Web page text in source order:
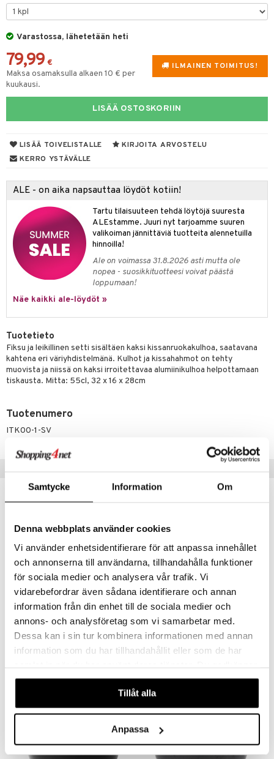
Samtycke Information Om
Denna webbplats använder cookies
Vi använder enhetsidentifierare för att anpassa innehållet
och annonserna till användarna, tillhandahålla funktioner
för sociala medier och analysera vår trafik. Vi
vidarebefordrar även sådana identifierare och annan
information från din enhet till de sociala medier och
annons- och analysföretag som vi samarbetar med.
Dessa kan i sin tur kombinera informationen med annan
information som du har tillhandahållit eller som de har
våra cookies vid fortsatt användande av vår webbplats.
Tillåt alla
Anpassa
Varastossa, lähetetään heti
ILMAINEN TOIMITUS!
79,99 €
Maksa osamaksulla alkaen 10 € per
kuukausi.
LISÄÄ OSTOSKORIIN
LISÄÄ TOIVELISTALLE
KIRJOITA ARVOSTELU
KERRO YSTÄVÄLLE
ALE - on aika napsauttaa löydöt kotiin!
Tartu tilaisuuteen tehdä löytöjä suuresta
ALEstamme. Juuri nyt tarjoamme suuren
valikoiman jännittäviä tuotteita alennetuilla
hinnoilla!
Ale on voimassa 31.8.2026 asti mutta ole
nopea - suosikkituotteesi voivat päästä
loppumaan!
Näe kaikki ale-löydöt »
Tuotetieto
Fiksu ja leikillinen setti sisältäen kaksi kissanruokakulhoa, saatavana
kahtena eri väriyhdistelmänä. Kulhot ja kissahahmot on tehty
muovista ja niissä on kaksi irroitettavaa alumiinikulhoa helpottamaan
tiskausta. Mitta: 55cl, 32 x 16 x 28cm
Tuotenumero
ITK00-1-SV
Eva Kulho 24cm
BJØRN WIINBLAD
kampanja
Saatavana useana vaihtoehtona
Flora Japonica Noodle Bowl 20.3cm
TOKYO DESIGN STUDIO
kampanja
& Vihannesveitset
sisustus
tekstiilit
& Tyynyliinat
& Peitot
& Korit
& Veistokset
Art
& Lyhdyt
& Hyllyt
& Koukut
& Korit
tekstiilit
tekstiilit
& Tyynyliinat
& Peitot
ruokinta
& Lyhdyt